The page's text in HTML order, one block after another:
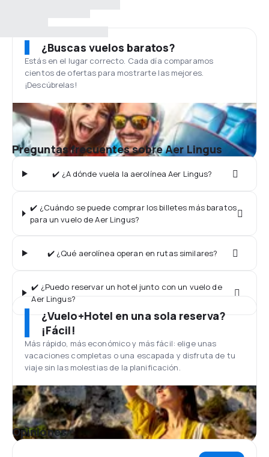
¿Buscas vuelos baratos?
Estás en el lugar correcto. Cada día comparamos
cientos de ofertas para mostrarte las mejores.
¡Descúbrelas!
Preguntas frecuentes sobre Aer Lingus
✔️ ¿A dónde vuela la aerolínea Aer Lingus?
✔️ ¿Cuándo se puede comprar los billetes más baratos
para un vuelo de Aer Lingus?
✔️ ¿Qué aerolínea operan en rutas similares?
✔️ ¿Puedo reservar un hotel junto con un vuelo de
Aer Lingus?
¿Vuelo+Hotel en una sola reserva?
¡Fácil!
Más rápido, más económico y más fácil: elige unas
vacaciones completas o una escapada y disfruta de tu
viaje sin las molestias de la planificación.
Opiniones